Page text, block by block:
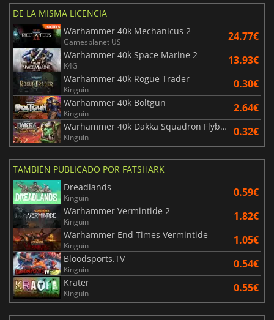
DE LA MISMA LICENCIA
Warhammer 40k Mechanicus 2
Gamesplanet US 24.77€
Warhammer 40k Space Marine 2
K4G 13.93€
Warhammer 40k Rogue Trader
Kinguin 0.30€
Warhammer 40k Boltgun
Kinguin 2.64€
Warhammer 40k Dakka Squadron Flyboyz Edition
Kinguin 0.32€
TAMBIÉN PUBLICADO POR FATSHARK
Dreadlands
Kinguin 0.59€
Warhammer Vermintide 2
Kinguin 1.82€
Warhammer End Times Vermintide
Kinguin 1.05€
Bloodsports.TV
Kinguin 0.54€
Krater
Kinguin 0.55€